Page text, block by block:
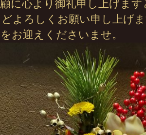
に心より御礼申し上げま
よろしくお願い申し上げ
お迎えくださいませ。